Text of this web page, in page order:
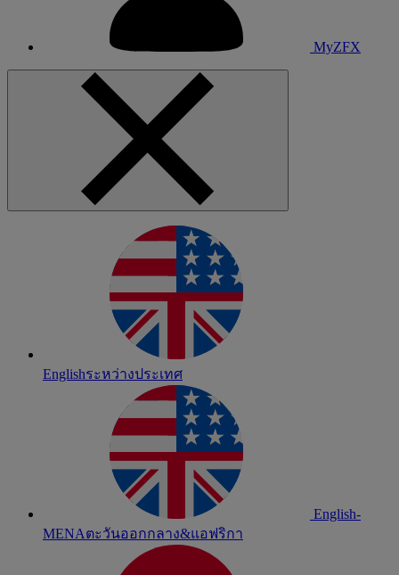
MyZFX
Englishระหว่างประเทศ
English-
MENAตะวันออกกลาง&แอฟริกา